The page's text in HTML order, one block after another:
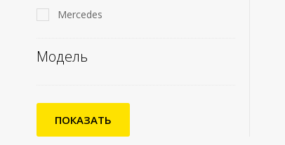
Mercedes
Модель
ПОКАЗАТЬ